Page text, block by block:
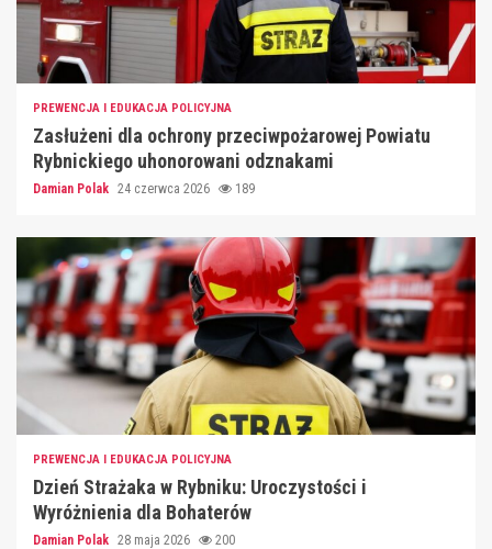
PREWENCJA I EDUKACJA POLICYJNA
Zasłużeni dla ochrony przeciwpożarowej Powiatu
Rybnickiego uhonorowani odznakami
Damian Polak 24 czerwca 2026 189
PREWENCJA I EDUKACJA POLICYJNA
Dzień Strażaka w Rybniku: Uroczystości i
Wyróżnienia dla Bohaterów
Damian Polak 28 maja 2026 200